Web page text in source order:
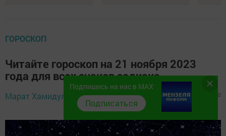
ГОРОСКОП
Читайте гороскоп на 21 ноября 2023
года для всех знаков зодиака
Марат Хамидуллин, 20 ноября 2023 -
15:53
876 0
Подпишись на нас в MAX
Подписаться